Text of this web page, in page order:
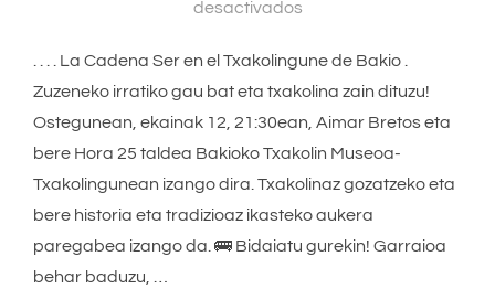
desactivados
. . . . La Cadena Ser en el Txakolingune de Bakio .
Zuzeneko irratiko gau bat eta txakolina zain dituzu!
Ostegunean, ekainak 12, 21:30ean, Aimar Bretos eta
bere Hora 25 taldea Bakioko Txakolin Museoa-
Txakolingunean izango dira. Txakolinaz gozatzeko eta
bere historia eta tradizioaz ikasteko aukera
paregabea izango da. 🚌 Bidaiatu gurekin! Garraioa
behar baduzu, …